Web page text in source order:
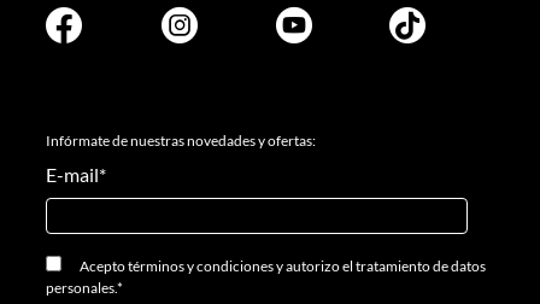
Infórmate de nuestras novedades y ofertas:
E-mail*
Aceptotérminos y condicionesyautorizo el tratamiento de datos
personales.*